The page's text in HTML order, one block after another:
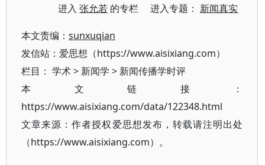
进入张允若 的专栏 进入专题： 新闻真实
本文责编： sunxuqian
发信站：爱思想（https://www.aisixiang.com）
栏目： 学术> 新闻学 > 新闻传播学时评
本文链接：
https://www.aisixiang.com/data/122348.html
文章来源：作者授权爱思想发布，转载请注明出处
（https://www.aisixiang.com）。